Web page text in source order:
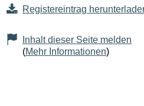
Registereintrag
Inhalt dieser Seite melden
(Mehr Informationen)